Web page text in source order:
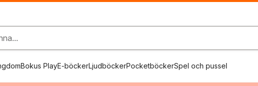
Bokus PlayE-böckerLjudböckerPocketböckerSpel och pussel